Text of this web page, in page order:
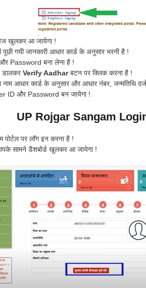
खुलकर आ जायेगा !
गयी जानकारी आधार कार्ड के अनुसार भरनी है !
Password बना लेना है !
डालकरVerify Aadharबटन पर क्लिक करना है !
आधार कार्ड के अनुसार और आधार नंबर, जन्मतिथि
ID और Password बन जायेगा !
UP Rojgar Sangam
पर लॉग इन करना है !
सामने डैशबोर्ड खुलकर आ जायेगा !